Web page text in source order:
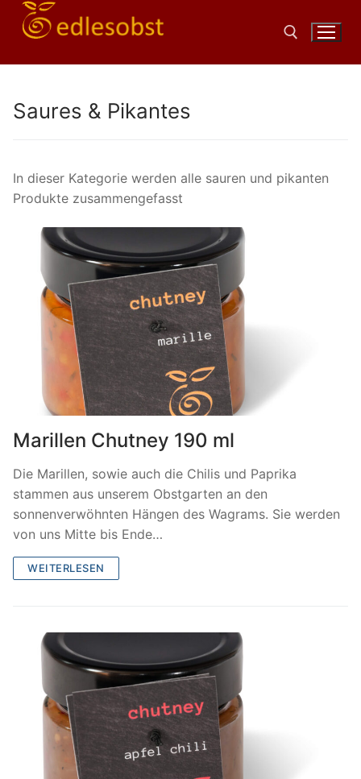
Zum
Inhalt
Saures & Pikantes
In dieser Kategorie werden alle sauren und pikanten
Produkte zusammengefasst
Marillen Chutney 190 ml
Die Marillen, sowie auch die Chilis und Paprika
stammen aus unserem Obstgarten an den
sonnenverwöhnten Hängen des Wagrams. Sie werden
von uns Mitte bis Ende…
WEITERLESEN